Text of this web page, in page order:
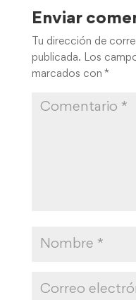
Enviar
Tu dirección de
publicada. Los
marcados con *